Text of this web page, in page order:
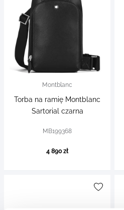
Montblanc
Torba na ramię Montblanc
Sartorial czarna
MB199368
4 890 zł